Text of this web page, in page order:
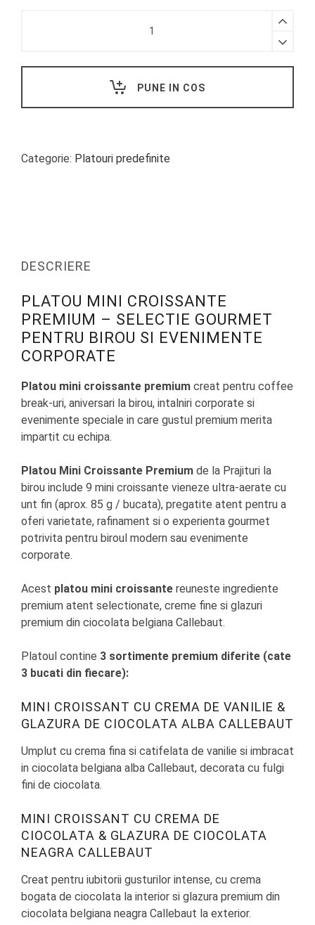
PREMIUM
PUNE IN COS
Categorie: Platouri predefinite
DESCRIERE
PLATOU MINI CROISSANTE
PREMIUM – SELECTIE GOURMET
PENTRU BIROU SI EVENIMENTE
CORPORATE
Platou mini croissante premium creat pentru coffee
break-uri, aniversari la birou, intalniri corporate si
evenimente speciale in care gustul premium merita
impartit cu echipa.
Platou Mini Croissante Premium de la Prajituri la
birou include 9 mini croissante vieneze ultra-aerate cu
unt fin (aprox. 85 g / bucata), pregatite atent pentru a
oferi varietate, rafinament si o experienta gourmet
potrivita pentru biroul modern sau evenimente
corporate.
Acest platou mini croissante reuneste ingrediente
premium atent selectionate, creme fine si glazuri
premium din ciocolata belgiana Callebaut.
Platoul contine 3 sortimente premium diferite (cate
3 bucati din fiecare):
MINI CROISSANT CU CREMA DE VANILIE &
GLAZURA DE CIOCOLATA ALBA CALLEBAUT
Umplut cu crema fina si catifelata de vanilie si imbracat
in ciocolata belgiana alba Callebaut, decorata cu fulgi
fini de ciocolata.
MINI CROISSANT CU CREMA DE
CIOCOLATA & GLAZURA DE CIOCOLATA
NEAGRA CALLEBAUT
Creat pentru iubitorii gusturilor intense, cu crema
bogata de ciocolata la interior si glazura premium din
ciocolata belgiana neagra Callebaut la exterior.